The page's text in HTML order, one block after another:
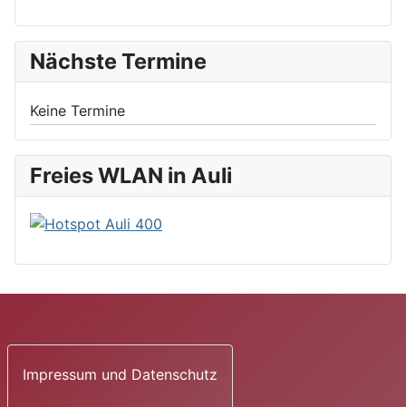
Nächste Termine
Keine Termine
Freies WLAN in Auli
Impressum und Datenschutz